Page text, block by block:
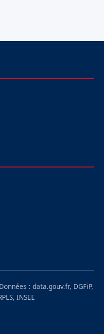
: data.gouv.fr, DGFiP,
INSEE